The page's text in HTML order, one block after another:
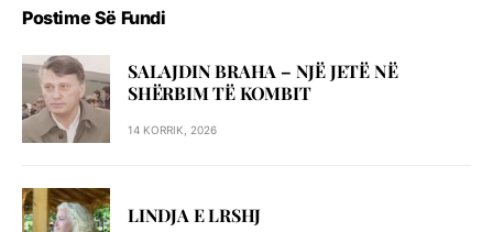
Postime Së Fundi
SALAJDIN BRAHA – NJЁ JETЁ NЁ
SHЁRBIM TЁ KOMBIT
14 KORRIK, 2026
LINDJA E LRSHJ